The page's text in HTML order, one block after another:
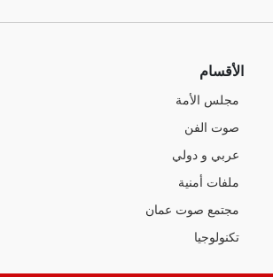
الأقسام
مجلس الأمة
صوت الفن
عربي و دولي
ملفات أمنية
مجتمع صوت عمان
تكنولوجيا